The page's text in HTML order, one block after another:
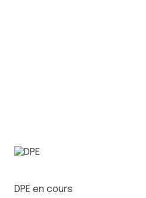
Côté extérieur, vous
douche extérieure et
peintures (salle à manger/
Pas de charges à prévoir,
DPE en cours